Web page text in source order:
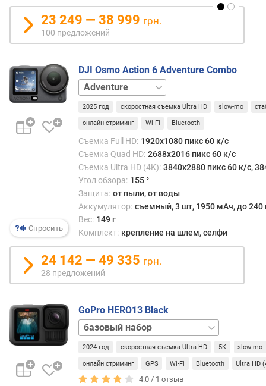
о
о
т
з
ы
в
а
м
п
о
а
е
н
и
я
п
о
о
л
23 249 — 38 999 грн.
100 предложений
Спросить
DJI Osmo Action 6 Adventure Combo
базовый
набор
2025 год скоростная съемка Ultra HD slow-mo
онлайн стриминг Wi-Fi Bluetooth
Съемка Full HD: 1920x1080 пикс 60 к/с
Съемка Quad HD: 2688x2016 пикс 60 к/с
Съемка Ultra HD (4K): 3840x2880 пикс 60 к/с,
Угол обзора: 155 °
Защита: от пыли, от воды
Аккумулятор: съемный, 3 шт, 1950 мАч, до 240
Вес: 149 г
Комплект: крепление на шлем, селфи
24 142 — 49 335 грн.
28 предложений
GoPro HERO13 Black
Accessories
BundleBlack
ND
Filter
BundleCreator
2024 год скоростная съемка Ultra HD 5K slow-mo
онлайн стриминг GPS Wi-Fi Bluetooth Ultra HD
4.0 / 1 отзыв